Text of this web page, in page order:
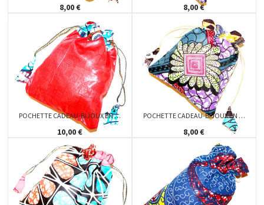
8,00 € 8,00 €
POCHETTE CADEAU-BIJOUX EN …
10,00 €
POCHETTE CADEAU-BIJOUX EN …
8,00 €